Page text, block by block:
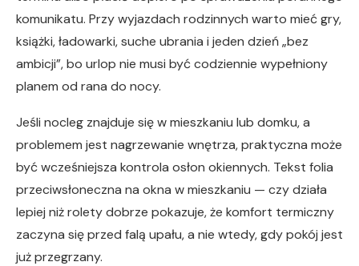
komunikatu. Przy wyjazdach rodzinnych warto mieć gry,
książki, ładowarki, suche ubrania i jeden dzień „bez
ambicji”, bo urlop nie musi być codziennie wypełniony
planem od rana do nocy.
Jeśli nocleg znajduje się w mieszkaniu lub domku, a
problemem jest nagrzewanie wnętrza, praktyczna może
być wcześniejsza kontrola osłon okiennych. Tekst folia
przeciwsłoneczna na okna w mieszkaniu — czy działa
lepiej niż rolety dobrze pokazuje, że komfort termiczny
zaczyna się przed falą upału, a nie wtedy, gdy pokój jest
już przegrzany.